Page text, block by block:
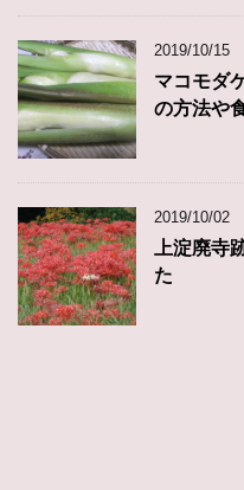
2019/10/15
マコモダ
の方法や
2019/10/02
上淀廃寺
た